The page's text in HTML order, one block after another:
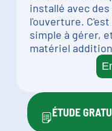
installé avec
l'ouverture.
simple à gérer,
matériel
ÉTUDE